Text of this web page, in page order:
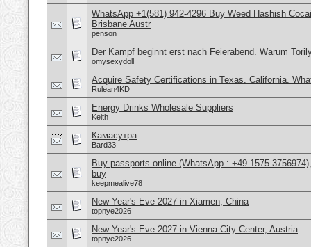
WhatsApp +1(581) 942-4296 Buy Weed Hashish
Brisbane Austr
penson
Der Kampf beginnt erst nach Feierabend. Warum
omysexydoll
Acquire Safety Certifications in Texas. California.
Rulean4KD
Energy Drinks Wholesale Suppliers
Keith
Камасутра
Bard33
Buy passports online (WhatsApp : +49 1575
buy
keepmealive78
New Year's Eve 2027 in Xiamen, China
topnye2026
New Year's Eve 2027 in Vienna City Center, Austria
topnye2026